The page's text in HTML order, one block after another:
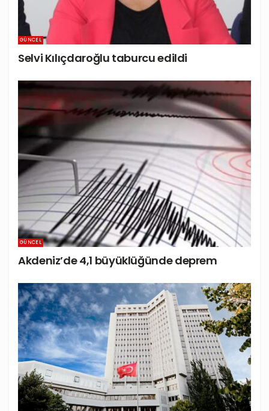
GÜNCEL
Selvi Kılıçdaroğlu taburcu edildi
GÜNCEL
Akdeniz’de 4,1 büyüklüğünde deprem